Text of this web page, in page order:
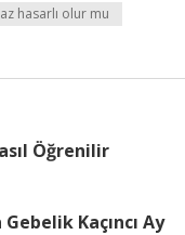
hasarlı olur mu
Öğrenilir
Kaçıncı Ay